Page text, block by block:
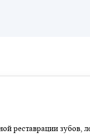
реставрации зубов,